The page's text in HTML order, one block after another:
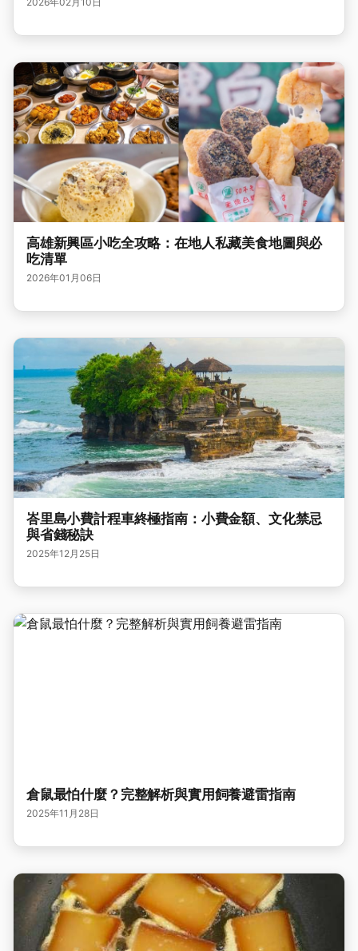
高雄新興區小吃全攻略：在地人私藏美食地圖與必
吃清單
2026年01月06日
峇里島小費計程車終極指南：小費金額、文化禁忌
與省錢秘訣
2025年12月25日
倉鼠最怕什麼？完整解析與實用飼養避雷指南
2025年11月28日